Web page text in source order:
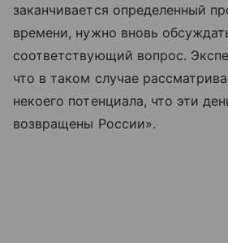
заканчивается определенный
времени, нужно вновь
соответствующий вопрос.
что в таком случае
некоего потенциала, что эти
возвращены России».